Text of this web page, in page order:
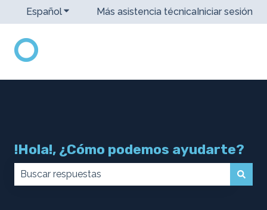
EspañolTraducciones de Mostrar submenú de
Más asistencia técnicaIniciar sesión
!Hola!, ¿Cómo podemos ayudarte?